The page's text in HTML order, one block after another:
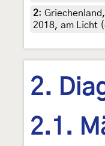
2:
2018, am Licht
2.
2.1.